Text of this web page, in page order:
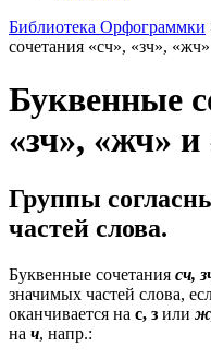
Библиотека Орфограммки
сочетания «сч», «зч»,
Буквенные
«зч», «жч»
Группы
частей слова.
Буквенные сочетания сч,
значимых частей слова,
оканчивается на с, з или
на ч, напр.: